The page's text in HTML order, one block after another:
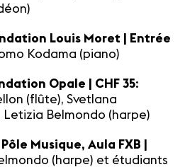
Louis Moret | Entrée
Kodama (piano)
Opale | CHF 35:
(flûte), Svetlana
Letizia Belmondo (harpe)
Musique, Aula FXB |
(harpe) et étudiants